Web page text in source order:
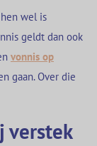
wel is
geldt dan ook
vonnis op
gaan. Over die
verstek